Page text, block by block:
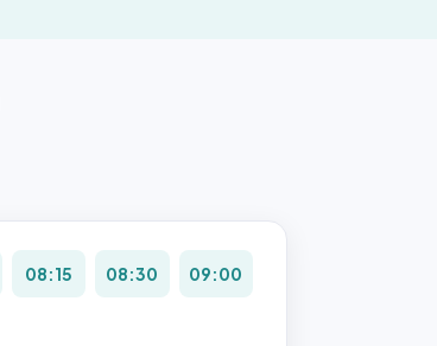
08:15 08:30 09:00